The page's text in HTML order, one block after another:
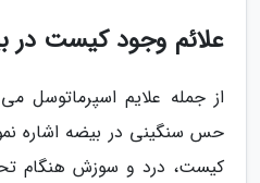
علائم وجود کیست در
از جمله علایم اسپرماتوسل
حس سنگینی در بیضه اشاره
کیست، درد و سوزش هنگام